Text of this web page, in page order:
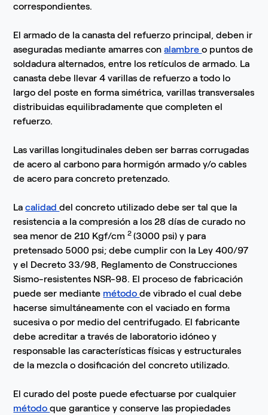
correspondientes.
El armado de la canasta del refuerzo principal, deben ir
aseguradas mediante amarres conalambreo puntos de
soldadura alternados, entre los retículos de armado. La
canasta debe llevar 4 varillas de refuerzo a todo lo
largo del poste en forma simétrica, varillas transversales
distribuidas equilibradamente que completen el
refuerzo.
Las varillas longitudinales deben ser barras corrugadas
de acero al carbono para hormigón armado y/o cables
de acero para concreto pretenzado.
Lacalidaddel concreto utilizado debe ser tal que la
resistencia a la compresión a los 28 días de curado no
sea menor de 210 Kgf/cm2(3000 psi) y para
pretensado 5000 psi; debe cumplir con la Ley 400/97
y el Decreto 33/98, Reglamento de Construcciones
Sismo-resistentes NSR-98. El proceso de fabricación
puede ser mediante métodode vibrado el cual debe
hacerse simultáneamente con el vaciado en forma
sucesiva o por medio del centrifugado. El fabricante
debe acreditar a través de laboratorio idóneo y
responsable las características físicas y estructurales
de la mezcla o dosificación del concreto utilizado.
El curado del poste puede efectuarse por cualquier
métodoque garantice y conserve las propiedades